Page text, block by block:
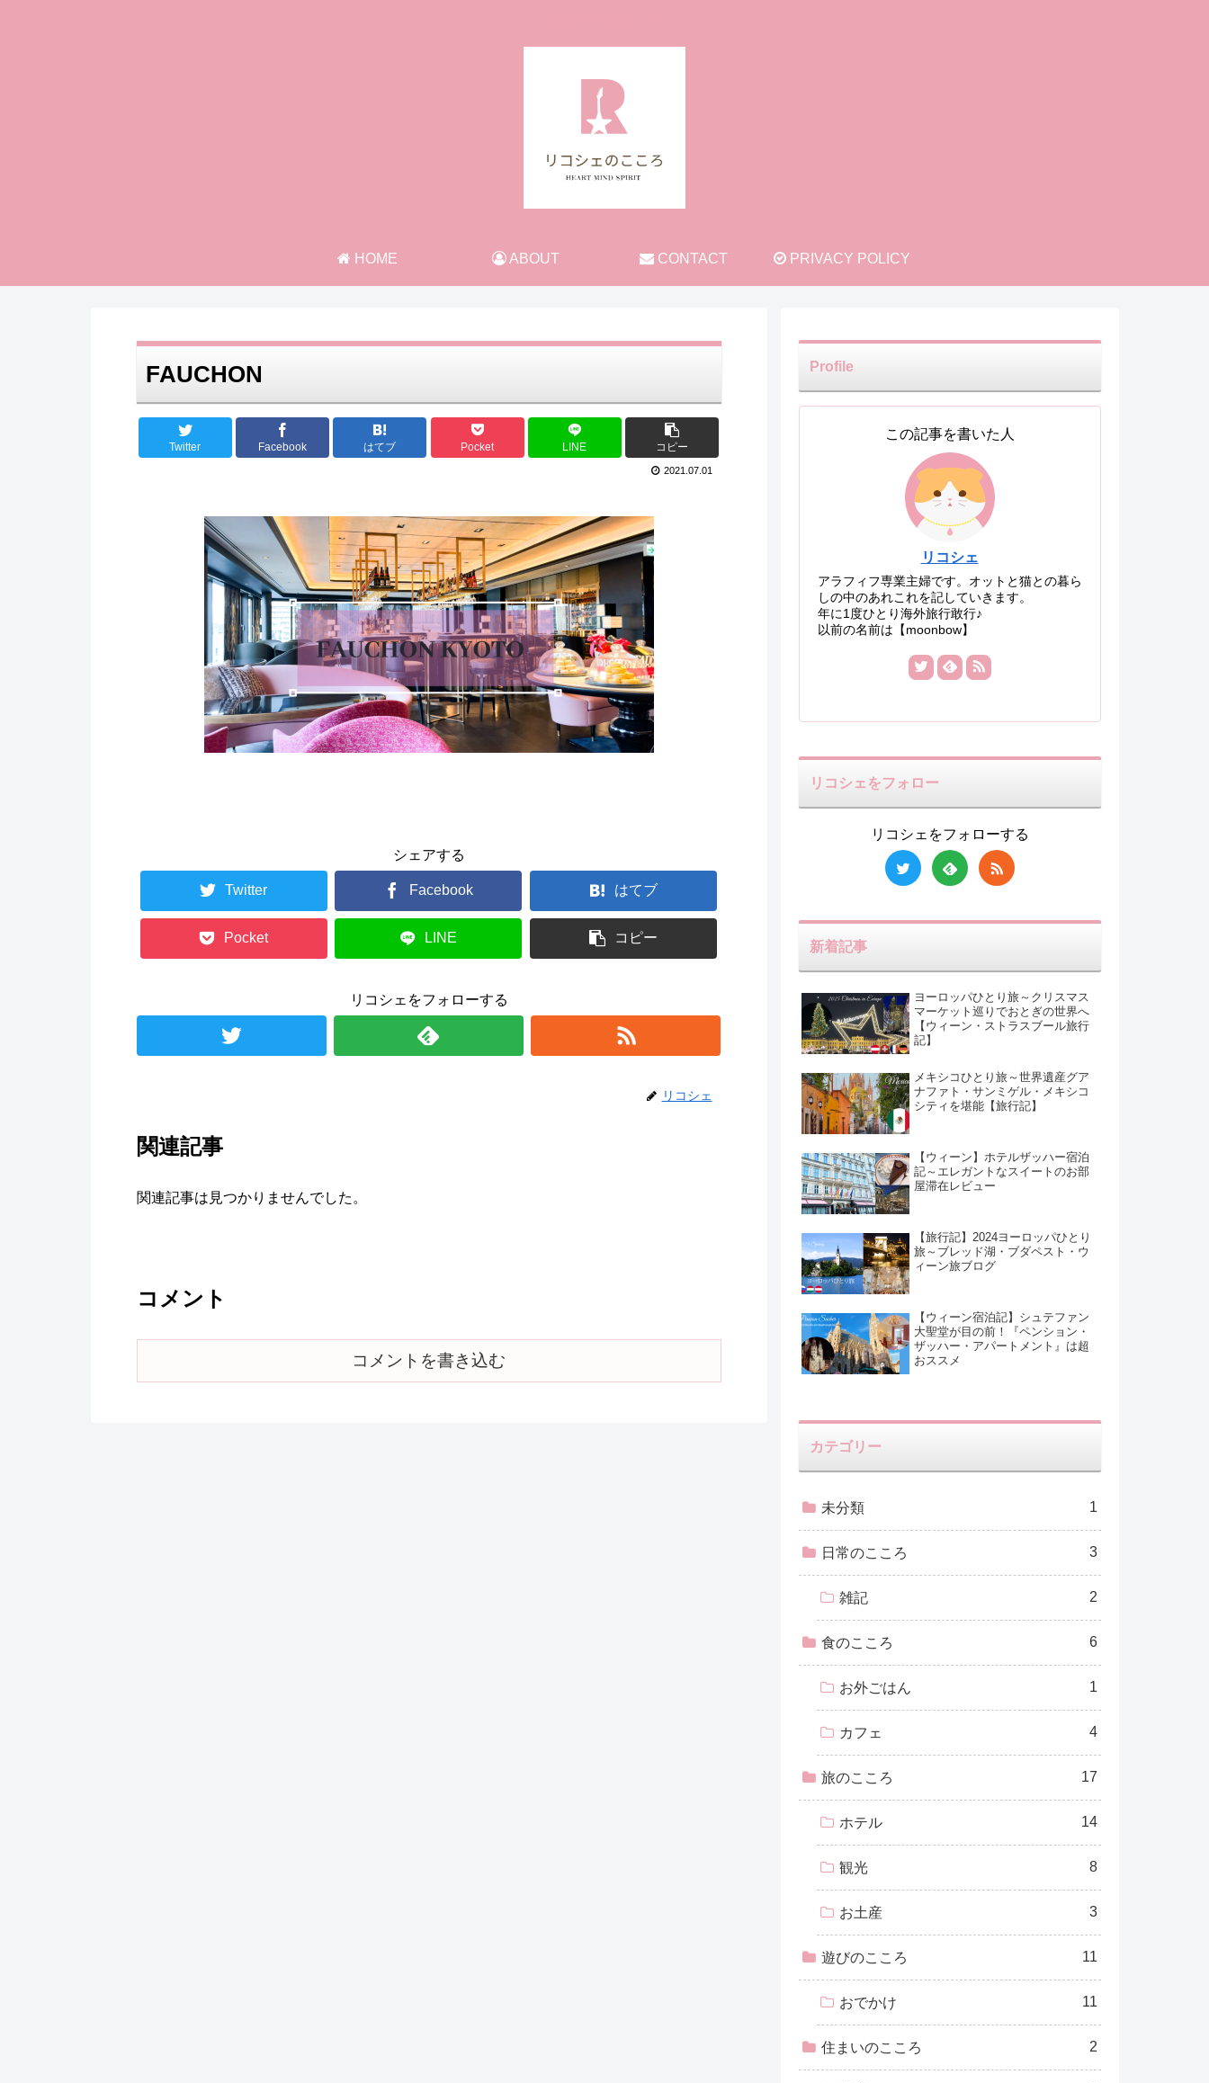
HOME ABOUT CONTACT PRIVACY POLICY
FAUCHON
Twitter Facebook はてブ Pocket LINE コピー
2021.07.01
シェアする
Twitter Facebook はてブ
Pocket LINE コピー
リコシェをフォローする
リコシェ
関連記事
関連記事は見つかりませんでした。
コメント
コメントを書き込む
Profile
この記事を書いた人
リコシェ
アラフィフ専業主婦です。オットと猫との暮ら
しの中のあれこれを記していきます。
年に1度ひとり海外旅行敢行♪
以前の名前は【moonbow】
リコシェをフォロー
リコシェをフォローする
新着記事
ヨーロッパひとり旅～クリスマス
マーケット巡りでおとぎの世界へ
【ウィーン・ストラスブール旅行
記】
メキシコひとり旅～世界遺産グア
ナファト・サンミゲル・メキシコ
シティを堪能【旅行記】
【ウィーン】ホテルザッハー宿泊
記～エレガントなスイートのお部
屋滞在レビュー
【旅行記】2024ヨーロッパひとり
旅～ブレッド湖・ブダペスト・ウ
ィーン旅ブログ
【ウィーン宿泊記】シュテファン
大聖堂が目の前！『ペンション・
ザッハー・アパートメント』は超
おススメ
カテゴリー
未分類 1
日常のこころ 3
雑記 2
食のこころ 6
お外ごはん 1
カフェ 4
旅のこころ 17
ホテル 14
観光 8
お土産 3
遊びのこころ 11
おでかけ 11
住まいのこころ 2